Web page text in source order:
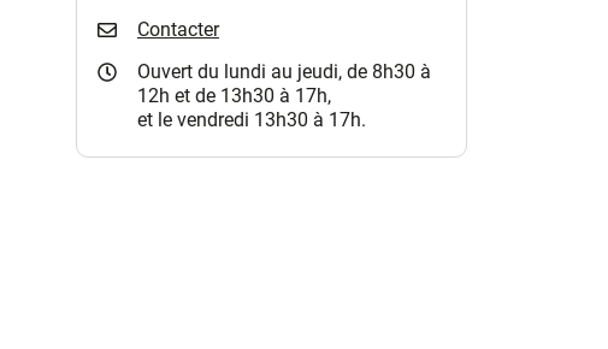
Contacter
Ouvert du lundi au jeudi, de 8h30 à
12h et de 13h30 à 17h,
et le vendredi 13h30 à 17h.